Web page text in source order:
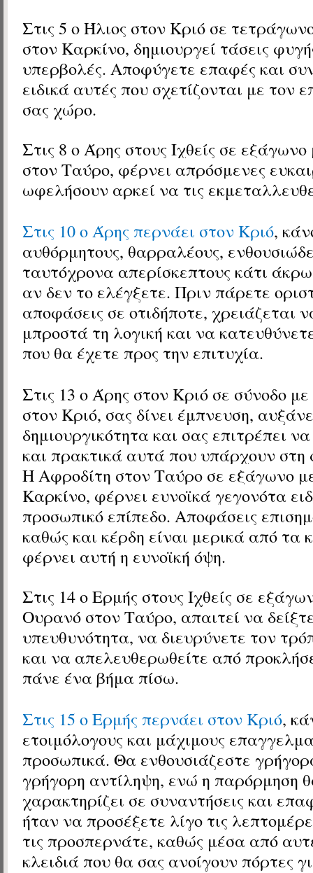
Στις 5 ο Ήλιος στον Κριό σε
στον Καρκίνο, δημιουργεί τάσεις
υπερβολές. Αποφύγετε επαφές και
ειδικά αυτές που σχετίζονται με τον
σας χώρο.
Στις 8 ο Άρης στους Ιχθείς σε
στον Ταύρο, φέρνει απρόσμενες
ωφελήσουν αρκεί να τις
Στις 10 ο Άρης περνάει στον Κριό,
αυθόρμητους, θαρραλέους,
ταυτόχρονα απερίσκεπτους κάτι
αν δεν το ελέγξετε. Πριν πάρετε
αποφάσεις σε οτιδήποτε, χρειάζεται
μπροστά τη λογική και να
που θα έχετε προς την επιτυχία.
Στις 13 ο Άρης στον Κριό σε σύνοδο
στον Κριό, σας δίνει έμπνευση,
δημιουργικότητα και σας επιτρέπει
και πρακτικά αυτά που υπάρχουν
ΗΑφροδίτη στον Ταύρο σε εξάγωνο
Καρκίνο, φέρνει ευνοϊκά γεγονότα
προσωπικό επίπεδο. Αποφάσεις
καθώς και κέρδη είναι μερικά από τα
φέρνει αυτή η ευνοϊκή όψη.
Στις 14 ο Ερμής στους Ιχθείς σε
Ουρανό στον Ταύρο, απαιτεί να
υπευθυνότητα, να διευρύνετε τον
και να απελευθερωθείτε από
πάνε ένα βήμα πίσω.
Στις 15 ο Ερμής περνάει στον Κριό,
ετοιμόλογους και μάχιμους
προσωπικά. Θα ενθουσιάζεστε
γρήγορη αντίληψη, ενώ η παρόρμηση
χαρακτηρίζει σε συναντήσεις και
ήταν να προσέξετε λίγο τις
τις προσπερνάτε, καθώς μέσα από
κλειδιά που θα σας ανοίγουν πόρτες